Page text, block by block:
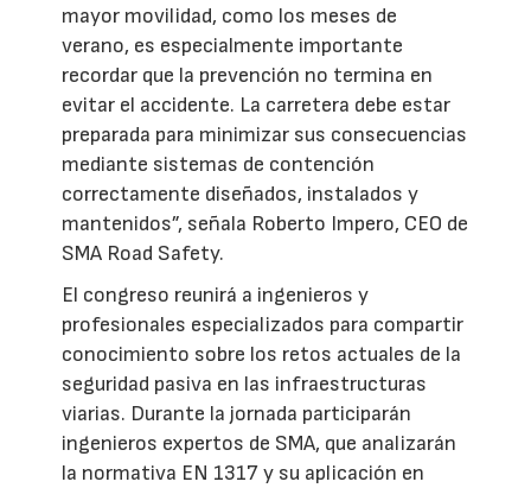
mayor movilidad, como los meses de
verano, es especialmente importante
recordar que la prevención no termina en
evitar el accidente. La carretera debe estar
preparada para minimizar sus consecuencias
mediante sistemas de contención
correctamente diseñados, instalados y
mantenidos”, señala Roberto Impero, CEO de
SMA Road Safety.
El congreso reunirá a ingenieros y
profesionales especializados para compartir
conocimiento sobre los retos actuales de la
seguridad pasiva en las infraestructuras
viarias. Durante la jornada participarán
ingenieros expertos de SMA, que analizarán
la normativa EN 1317 y su aplicación en